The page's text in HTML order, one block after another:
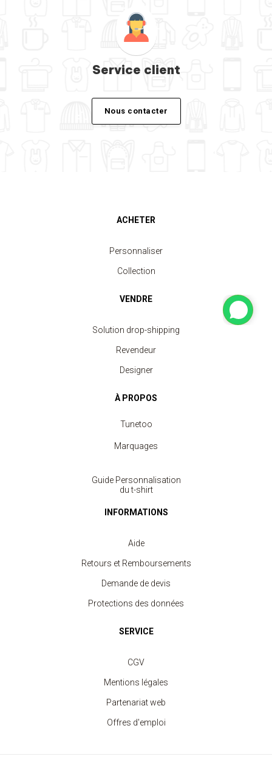
Service client
Nous contacter
ACHETER
Personnaliser
Collection
VENDRE
Solution drop-shipping
Revendeur
Designer
À PROPOS
Tunetoo
Marquages
Guide Personnalisation
du t-shirt
INFORMATIONS
Aide
Retours et Remboursements
Demande de devis
Protections des données
SERVICE
CGV
Mentions légales
Partenariat web
Offres d'emploi